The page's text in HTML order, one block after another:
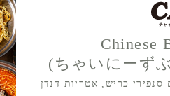
Chinese
(ちゃいにーず
כריש, אטריות דנדן